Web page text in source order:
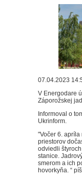
07.04.2023
V Energodare
Záporožskej
Informoval o
Ukrinform.
"Vočer 6.
priestorov
odviedli
stanice.
smerom a ich
hovorkyňa. “